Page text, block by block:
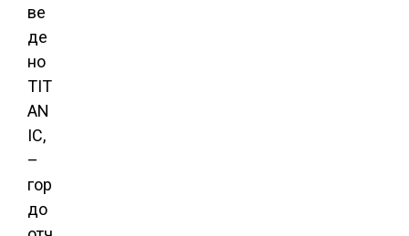
ве
де
но
TIT
AN
IC,
–
гор
до